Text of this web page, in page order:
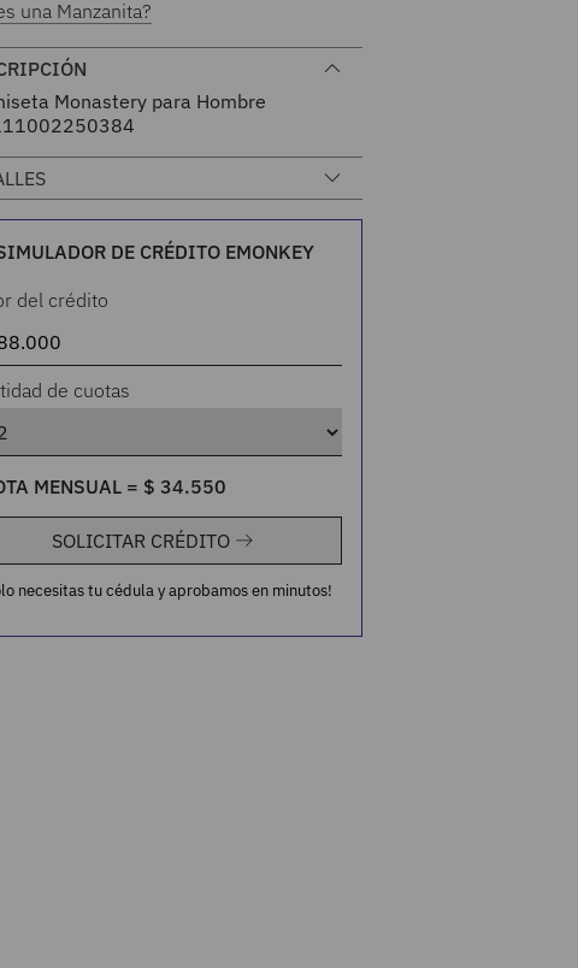
una Manzanita?
Monastery para Hombre
DE CRÉDITO EMONKEY
del crédito
de cuotas
MENSUAL = $ 34.550
SOLICITAR CRÉDITO
necesitas tu cédula y aprobamos en minutos!